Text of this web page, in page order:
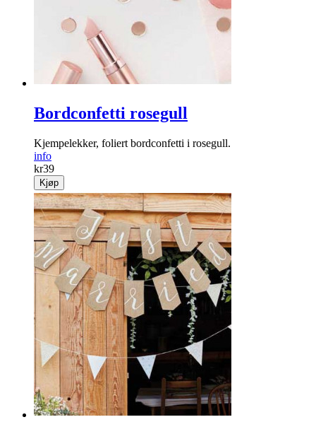
Bordconfetti rosegull
Kjempelekker, foliert bordconfetti i rosegull.
info
kr39
Kjøp